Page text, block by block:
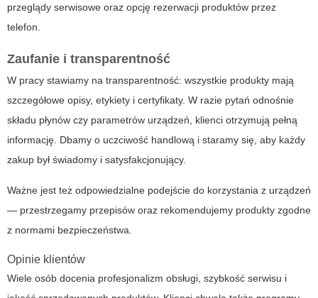
przeglądy serwisowe oraz opcję rezerwacji produktów przez
telefon.
Zaufanie i transparentność
W pracy stawiamy na transparentność: wszystkie produkty mają
szczegółowe opisy, etykiety i certyfikaty. W razie pytań odnośnie
składu płynów czy parametrów urządzeń, klienci otrzymują pełną
informację. Dbamy o uczciwość handlową i staramy się, aby każdy
zakup był świadomy i satysfakcjonujący.
Ważne jest też odpowiedzialne podejście do korzystania z urządzeń
— przestrzegamy przepisów oraz rekomendujemy produkty zgodne
z normami bezpieczeństwa.
Opinie klientów
Wiele osób docenia profesjonalizm obsługi, szybkość serwisu i